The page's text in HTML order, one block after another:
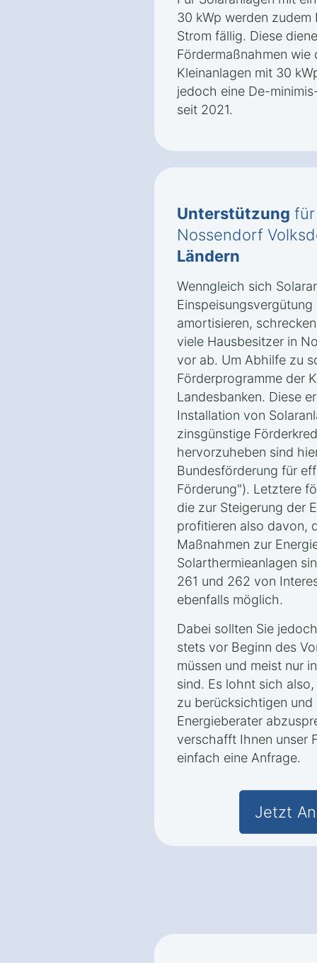
30 kWp werden zudem
Strom fällig. Diese
Fördermaßnahmen wie
Kleinanlagen mit 30
jedoch eine De-
seit 2021.
Unterstützung für
Nossendorf
Ländern
Wenngleich sich
amortisieren,
viele Hausbesitzer in
vor ab. Um Abhilfe zu
Förderprogramme der
Landesbanken. Diese
Installation von
zinsgünstige
hervorzuheben sind
Bundesförderung für
Förderung"). Letztere
die zur Steigerung der
profitieren also davon,
Maßnahmen zur
Solarthermieanlagen
261 und 262 von
ebenfalls möglich.
Dabei sollten Sie
stets vor Beginn des
müssen und meist nur
sind. Es lohnt sich
zu berücksichtigen
Energieberater
verschafft Ihnen unser
einfach eine Anfrage.
Jetzt